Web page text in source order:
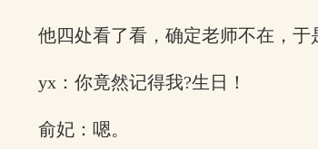
他四处看了看，确定老师不在，于
yx：你竟然记得我?生日！
俞妃：嗯。